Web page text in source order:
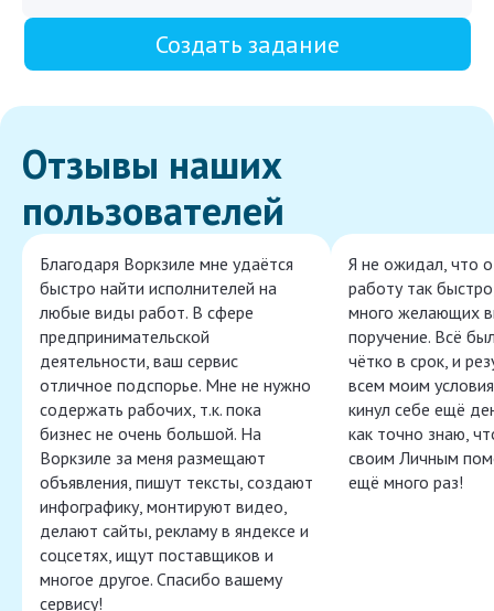
Создать задание
Отзывы наших
пользователей
Благодаря Воркзиле мне удаётся
быстро найти исполнителей на
любые виды работ. В сфере
предпринимательской
деятельности, ваш сервис
отличное подспорье. Мне не нужно
содержать рабочих, т.к. пока
бизнес не очень большой. На
Воркзиле за меня размещают
объявления, пишут тексты, создают
инфографику, монтируют видео,
делают сайты, рекламу в яндексе и
соцсетях, ищут поставщиков и
многое другое. Спасибо вашему
сервису!
Я не ожидал, что
работу так
много желающих
поручение. Всё
чётко в срок, и
всем моим
кинул себе ещё
как точно знаю,
своим Личным
ещё много раз!